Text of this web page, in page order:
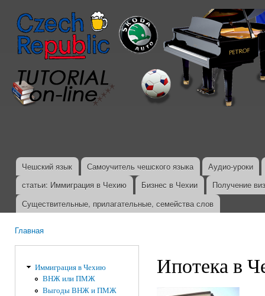
Главное меню
Чешский язык Самоучитель чешского языка
Аудио-уроки
статьи: Иммиграция в Чехию
Бизнес в Чехии
Получение
Существительные, прилагательные, семейства слов
Главная
Иммиграция в Чехию
ВНЖ или ПМЖ
Выгоды ВНЖ и ПМЖ
Ипотека в